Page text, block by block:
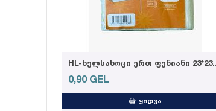
HL-
0,90 GEL
ᲧᲘᲓᲕᲐ